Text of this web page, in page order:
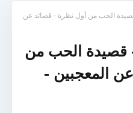
الحب من أول نظرة - قصائد عن
قصيدة الحب من
المعجبين -